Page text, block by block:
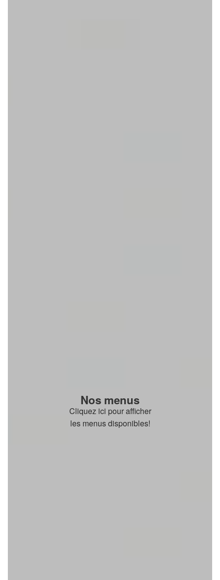
Nos menus
Cliquez ici pour afficher
les menus disponibles!